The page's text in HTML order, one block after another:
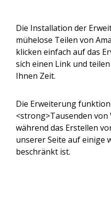
Die Installation der
mühelose Teilen von
klicken einfach auf das
sich einen Link und
Ihnen Zeit.
Die Erweiterung
<strong>Tausenden
während das Erstellen
unserer Seite auf einige
beschränkt ist.